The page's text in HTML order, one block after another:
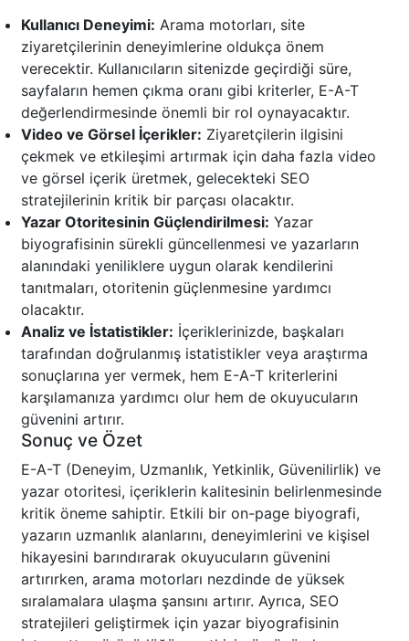
Kullanıcı Deneyimi: Arama motorları, site
ziyaretçilerinin deneyimlerine oldukça önem
verecektir. Kullanıcıların sitenizde geçirdiği süre,
sayfaların hemen çıkma oranı gibi kriterler, E-A-T
değerlendirmesinde önemli bir rol oynayacaktır.
Video ve Görsel İçerikler: Ziyaretçilerin ilgisini
çekmek ve etkileşimi artırmak için daha fazla video
ve görsel içerik üretmek, gelecekteki SEO
stratejilerinin kritik bir parçası olacaktır.
Yazar Otoritesinin Güçlendirilmesi: Yazar
biyografisinin sürekli güncellenmesi ve yazarların
alanındaki yeniliklere uygun olarak kendilerini
tanıtmaları, otoritenin güçlenmesine yardımcı
olacaktır.
Analiz ve İstatistikler: İçeriklerinizde, başkaları
tarafından doğrulanmış istatistikler veya araştırma
sonuçlarına yer vermek, hem E-A-T kriterlerini
karşılamanıza yardımcı olur hem de okuyucuların
güvenini artırır.
Sonuç ve Özet
E-A-T (Deneyim, Uzmanlık, Yetkinlik, Güvenilirlik) ve
yazar otoritesi, içeriklerin kalitesinin belirlenmesinde
kritik öneme sahiptir. Etkili bir on-page biyografi,
yazarın uzmanlık alanlarını, deneyimlerini ve kişisel
hikayesini barındırarak okuyucuların güvenini
artırırken, arama motorları nezdinde de yüksek
sıralamalara ulaşma şansını artırır. Ayrıca, SEO
stratejileri geliştirmek için yazar biyografisinin